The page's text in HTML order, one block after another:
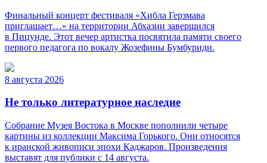
Финальный концерт фестиваля «Хибла Герзмава
приглашает…» на территории Абхазии завершился
в Пицунде. Этот вечер артистка посвятила памяти своего
первого педагога по вокалу Жозефины Бумбуриди.
8 августа 2026
Не только литературное наследие
Собрание Музея Востока в Москве пополнили четыре
картины из коллекции Максима Горького. Они относятся
к иранской живописи эпохи Каджаров. Произведения
выставят для публики с 14 августа.